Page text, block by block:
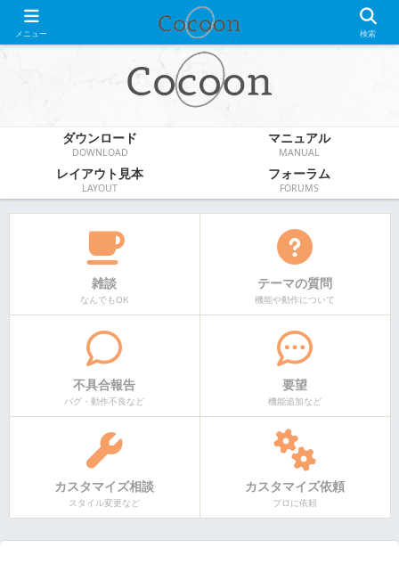
WordPress無料テーマ
ダウンロード
DOWNLOAD
マニュアル
MANUAL
レイアウト見本
LAYOUT
フォーラム
FORUMS
雑談
なんでもOK
テーマの質問
機能や動作について
不具合報告
バグ・動作不良など
要望
機能追加など
カスタマイズ相談
スタイル変更など
カスタマイズ依頼
プロに依頼
メニュー 検索